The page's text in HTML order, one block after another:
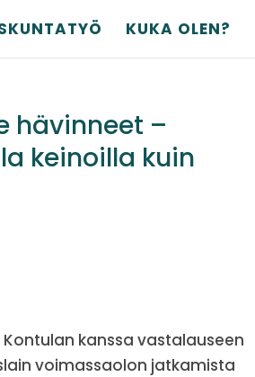
KUKA OLEN?
hävinneet –
keinoilla kuin
kanssa vastalauseen
voimassaolon jatkamista